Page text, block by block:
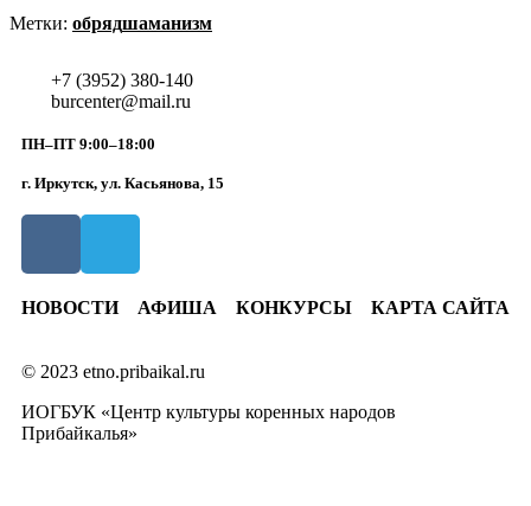
Метки: обрядшаманизм
+7 (3952) 380-140
burcenter@mail.ru
ПН–ПТ 9:00–18:00
г. Иркутск, ул. Касьянова, 15
НОВОСТИ АФИША КОНКУРСЫ КАРТА САЙТА
© 2023 etno.pribaikal.ru
ИОГБУК «Центр культуры коренных народов
Прибайкалья»